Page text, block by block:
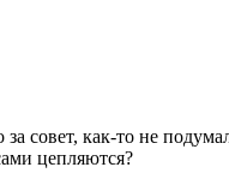
совет, как-то не
цепляются?